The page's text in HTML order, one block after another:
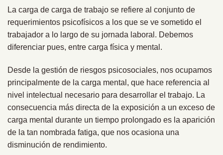
La carga de carga de trabajo se refiere al conjunto de
requerimientos psicofísicos a los que se ve sometido el
trabajador a lo largo de su jornada laboral. Debemos
diferenciar pues, entre carga física y mental.
Desde la gestión de riesgos psicosociales, nos ocupamos
principalmente de la carga mental, que hace referencia al
nivel intelectual necesario para desarrollar el trabajo. La
consecuencia más directa de la exposición a un exceso de
carga mental durante un tiempo prolongado es la aparición
de la tan nombrada fatiga, que nos ocasiona una
disminución de rendimiento.